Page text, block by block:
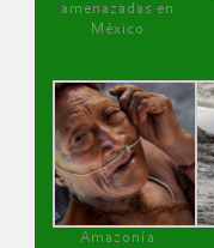
amenazadas en
México
Amazonía